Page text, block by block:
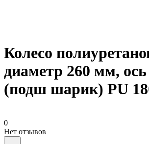
Колесо
диаметр 260 мм,
(подш шарик) PU
0
Нет отзывов